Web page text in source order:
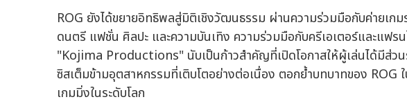
ROG ยังได้ขยายอิทธิพลสู่มิติเชิงวัฒนธรรม ผ่านความร่วมมือกับค่ายเกม
ดนตรี แฟชั่น ศิลปะ และความบันเทิง ความร่วมมือกับครีเอเตอร์และแฟรน
"Kojima Productions" นับเป็นก้าวสำคัญที่เปิดโอกาสให้ผู้เล่นได้มีส่วน
ซิสเต็มข้ามอุตสาหกรรมที่เติบโตอย่างต่อเนื่อง ตอกย้ำบทบาทของ
เกมมิ่งในระดับโลก